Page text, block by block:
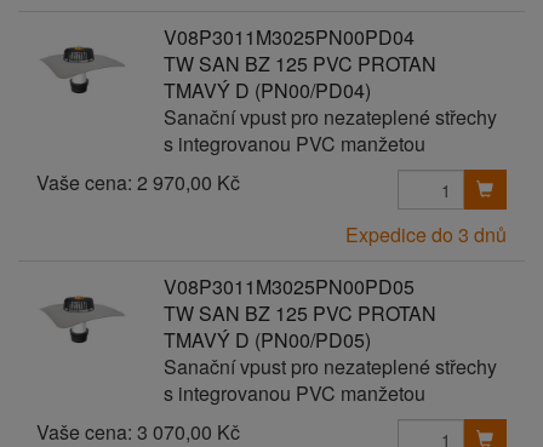
V08P3011M3025PN00PD04
TW SAN BZ 125 PVC PROTAN
TMAVÝ D (PN00/PD04)
Sanační vpust pro nezateplené střechy
s integrovanou PVC manžetou
Vaše cena: 2 970,00 Kč
Expedice do 3 dnů
V08P3011M3025PN00PD05
TW SAN BZ 125 PVC PROTAN
TMAVÝ D (PN00/PD05)
Sanační vpust pro nezateplené střechy
s integrovanou PVC manžetou
Vaše cena: 3 070,00 Kč